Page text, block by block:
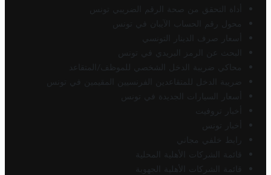
أداة التحقق من صحة الرقم الضريبي تونس
محول رقم الحساب الآيبان في تونس
أسعار صرف الدينار التونسي
البحث عن الرمز البريدي في تونس
محاكي ضريبة الدخل الشخصي للموظف/المتقاعد
ضريبة الدخل للمتقاعدين الفرنسيين المقيمين في تونس
أسعار السيارات الجديدة في تونس
أخبار تروفيت
أخبار تونس
رابط خلفي مجاني
قائمة الشركات الأهلية المحلية
قائمة الشركات الأهلية الجهوية